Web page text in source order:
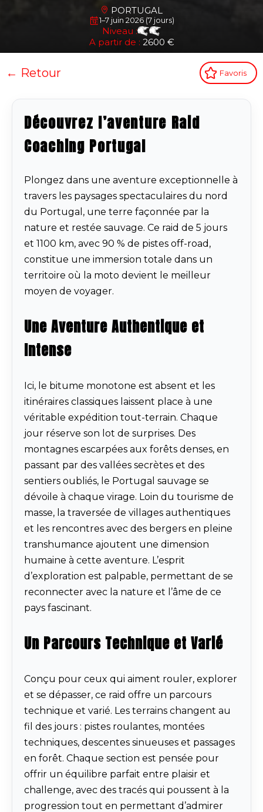
PORTUGAL
1–7 juin 2026 (7 jours)
Niveau :
A partir de : 2600 €
← Retour Favoris
Découvrez l’aventure Raid
Coaching Portugal
Plongez dans une aventure exceptionnelle à
travers les paysages spectaculaires du nord
du Portugal, une terre façonnée par la
nature et restée sauvage. Ce raid de 5 jours
et 1100 km, avec 90 % de pistes off-road,
constitue une immersion totale dans un
territoire où la moto devient le meilleur
moyen de voyager.
Une Aventure Authentique et
Intense
Ici, le bitume monotone est absent et les
itinéraires classiques laissent place à une
véritable expédition tout-terrain. Chaque
jour réserve son lot de surprises. Des
montagnes escarpées aux forêts denses, en
passant par des vallées secrètes et des
sentiers oubliés, le Portugal sauvage se
dévoile à chaque virage. Loin du tourisme de
masse, la traversée de villages authentiques
et les rencontres avec des bergers en pleine
transhumance ajoutent une dimension
humaine à cette aventure. L’esprit
d’exploration est palpable, permettant de se
reconnecter avec la nature et l’âme de ce
pays fascinant.
Un Parcours Technique et Varié
Conçu pour ceux qui aiment rouler, explorer
et se dépasser, ce raid offre un parcours
technique et varié. Les terrains changent au
fil des jours : pistes roulantes, montées
techniques, descentes sinueuses et passages
en forêt. Chaque section est pensée pour
offrir un équilibre parfait entre plaisir et
challenge, avec des tracés qui poussent à la
progression tout en permettant d’admirer